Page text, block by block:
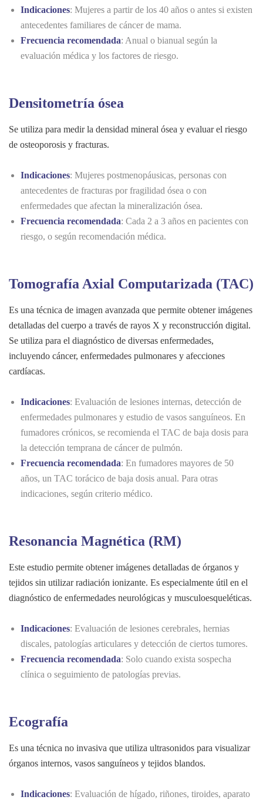
Indicaciones: Mujeres a partir de los 40 años o antes si existen
antecedentes familiares de cáncer de mama.
Frecuencia recomendada: Anual o bianual según la
evaluación médica y los factores de riesgo.
Densitometría ósea
Se utiliza para medir la densidad mineral ósea y evaluar el riesgo
de osteoporosis y fracturas.
Indicaciones: Mujeres postmenopáusicas, personas con
antecedentes de fracturas por fragilidad ósea o con
enfermedades que afectan la mineralización ósea.
Frecuencia recomendada: Cada 2 a 3 años en pacientes con
riesgo, o según recomendación médica.
Tomografía Axial Computarizada (TAC)
Es una técnica de imagen avanzada que permite obtener imágenes
detalladas del cuerpo a través de rayos X y reconstrucción digital.
Se utiliza para el diagnóstico de diversas enfermedades,
incluyendo cáncer, enfermedades pulmonares y afecciones
cardíacas.
Indicaciones: Evaluación de lesiones internas, detección de
enfermedades pulmonares y estudio de vasos sanguíneos. En
fumadores crónicos, se recomienda el TAC de baja dosis para
la detección temprana de cáncer de pulmón.
Frecuencia recomendada: En fumadores mayores de 50
años, un TAC torácico de baja dosis anual. Para otras
indicaciones, según criterio médico.
Resonancia Magnética (RM)
Este estudio permite obtener imágenes detalladas de órganos y
tejidos sin utilizar radiación ionizante. Es especialmente útil en el
diagnóstico de enfermedades neurológicas y musculoesqueléticas.
Indicaciones: Evaluación de lesiones cerebrales, hernias
discales, patologías articulares y detección de ciertos tumores.
Frecuencia recomendada: Solo cuando exista sospecha
clínica o seguimiento de patologías previas.
Ecografía
Es una técnica no invasiva que utiliza ultrasonidos para visualizar
órganos internos, vasos sanguíneos y tejidos blandos.
Indicaciones: Evaluación de hígado, riñones, tiroides, aparato